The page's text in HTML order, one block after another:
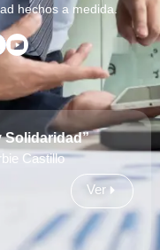
hechos a medida.
Solidaridad”
Castillo
Ver